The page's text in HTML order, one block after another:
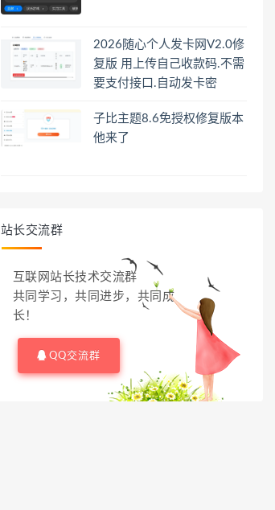
2026随心个人发卡网V2.0修
复版 用上传自己收款码.不需
要支付接口.自动发卡密
子比主题8.6免授权修复版本
他来了
站长交流群
互联网站长技术交流群
共同学习，共同进步，共同成
长！
QQ交流群